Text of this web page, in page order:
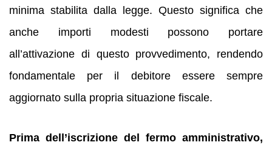
minima stabilita dalla legge. Questo significa che
anche importi modesti possono portare
all’attivazione di questo provvedimento, rendendo
fondamentale per il debitore essere sempre
aggiornato sulla propria situazione fiscale.
Prima dell’iscrizione del fermo amministrativo,